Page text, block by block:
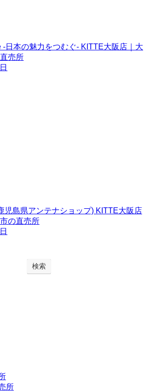
-日本の魅力をつむぐ- KITTE大阪店｜大
売所
児島県アンテナショップ) KITTE大阪店
の直売所
検索
所